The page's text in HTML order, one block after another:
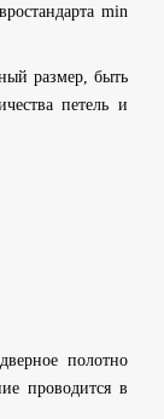
min
размер, быть
петель и
полотно
проводится в